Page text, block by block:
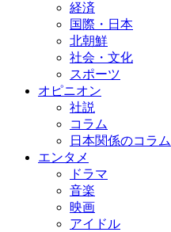
経済
国際・日本
北朝鮮
社会・文化
スポーツ
オピニオン
社説
コラム
日本関係のコラム
エンタメ
ドラマ
音楽
映画
アイドル